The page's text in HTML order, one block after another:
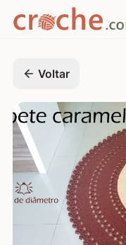
Voltar